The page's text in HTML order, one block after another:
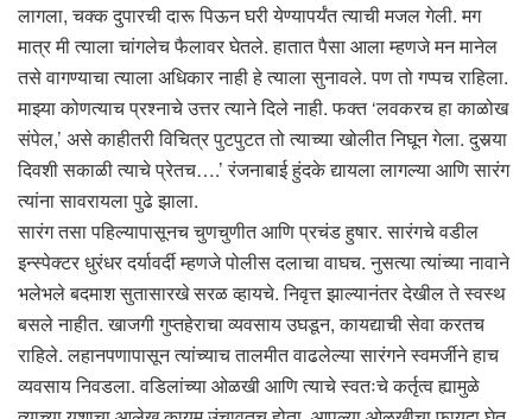
लागला, चक्क दुपारची दारू पिऊन घरी येण्यापर्यंत त्याची मजल गेली. मग
मात्र मी त्याला चांगलेच फैलावर घेतले. हातात पैसा आला म्हणजे मन मानेल
तसे वागण्याचा त्याला अधिकार नाही हे त्याला सुनावले. पण तो गप्पच राहिला.
माझ्या कोणत्याच प्रश्नाचे उत्तर त्याने दिले नाही. फक्त ‘लवकरच हा काळोख
संपेल,’ असे काहीतरी विचित्र पुटपुटत तो त्याच्या खोलीत निघून गेला. दुसर्‍या
दिवशी सकाळी त्याचे प्रेतच….’ रंजनाबाई हुंदके द्यायला लागल्या आणि सारंग
त्यांना सावरायला पुढे झाला.
सारंग तसा पहिल्यापासूनच चुणचुणीत आणि प्रचंड हुषार. सारंगचे वडील
इन्स्पेक्टर धुरंधर दर्यावर्दी म्हणजे पोलीस दलाचा वाघच. नुसत्या त्यांच्या नावाने
भलेभले बदमाश सुतासारखे सरळ व्हायचे. निवृत्त झाल्यानंतर देखील ते स्वस्थ
बसले नाहीत. खाजगी गुप्तहेराचा व्यवसाय उघडून, कायद्याची सेवा करतच
राहिले. लहानपणापासून त्यांच्याच तालमीत वाढलेल्या सारंगने स्वमर्जीने हाच
व्यवसाय निवडला. वडिलांच्या ओळखी आणि त्याचे स्वतःचे कर्तृत्व ह्यामुळे